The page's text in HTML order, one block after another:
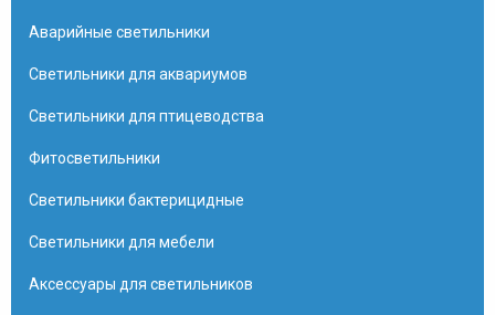
Аварийные светильники
Светильники для аквариумов
Светильники для птицеводства
Фитосветильники
Светильники бактерицидные
Светильники для мебели
Аксессуары для светильников